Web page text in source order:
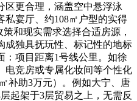
区更合理，涵盖空中悬浮泳
私宴厅、约108㎡户型的实得
和现实需求选择合适房源，
成独具抚玩性、标记性的地标
：项目距离1号线公里。如徐
电竞房或专属化妆间等个性化
补助3万元）。例如大宁、唐
起架于3层贸易之上，无需反